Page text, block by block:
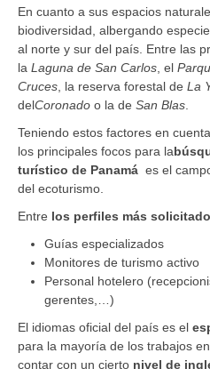
En cuanto a sus espacios
biodiversidad, albergando
al norte y sur del país. Entre las
la Laguna de San Carlos , el
Cruces , la reserva forestal de La
delCoronado o la de San Blas
Teniendo estos factores en
los principales focos para la
turístico de Panamá es el
del ecoturismo.
Entre los perfiles más
Guías especializados
Monitores de turismo activo
Personal hotelero
gerentes,…)
El idiomas oficial del país es el
para la mayoría de los trabajos
contar con un cierto nivel de